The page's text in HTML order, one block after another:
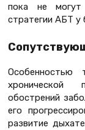
пока не могут
стратегии АБТ у
хронической
обострений
его
развитие